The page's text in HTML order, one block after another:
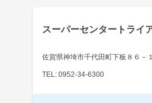
スーパーセンタートライ
佐賀県神埼市千代田町下板８６－１
TEL: 0952-34-6300